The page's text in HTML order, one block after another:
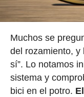
Muchos se
del rozamiento, y
sí”. Lo notamos
sistema y
bici en el potro.